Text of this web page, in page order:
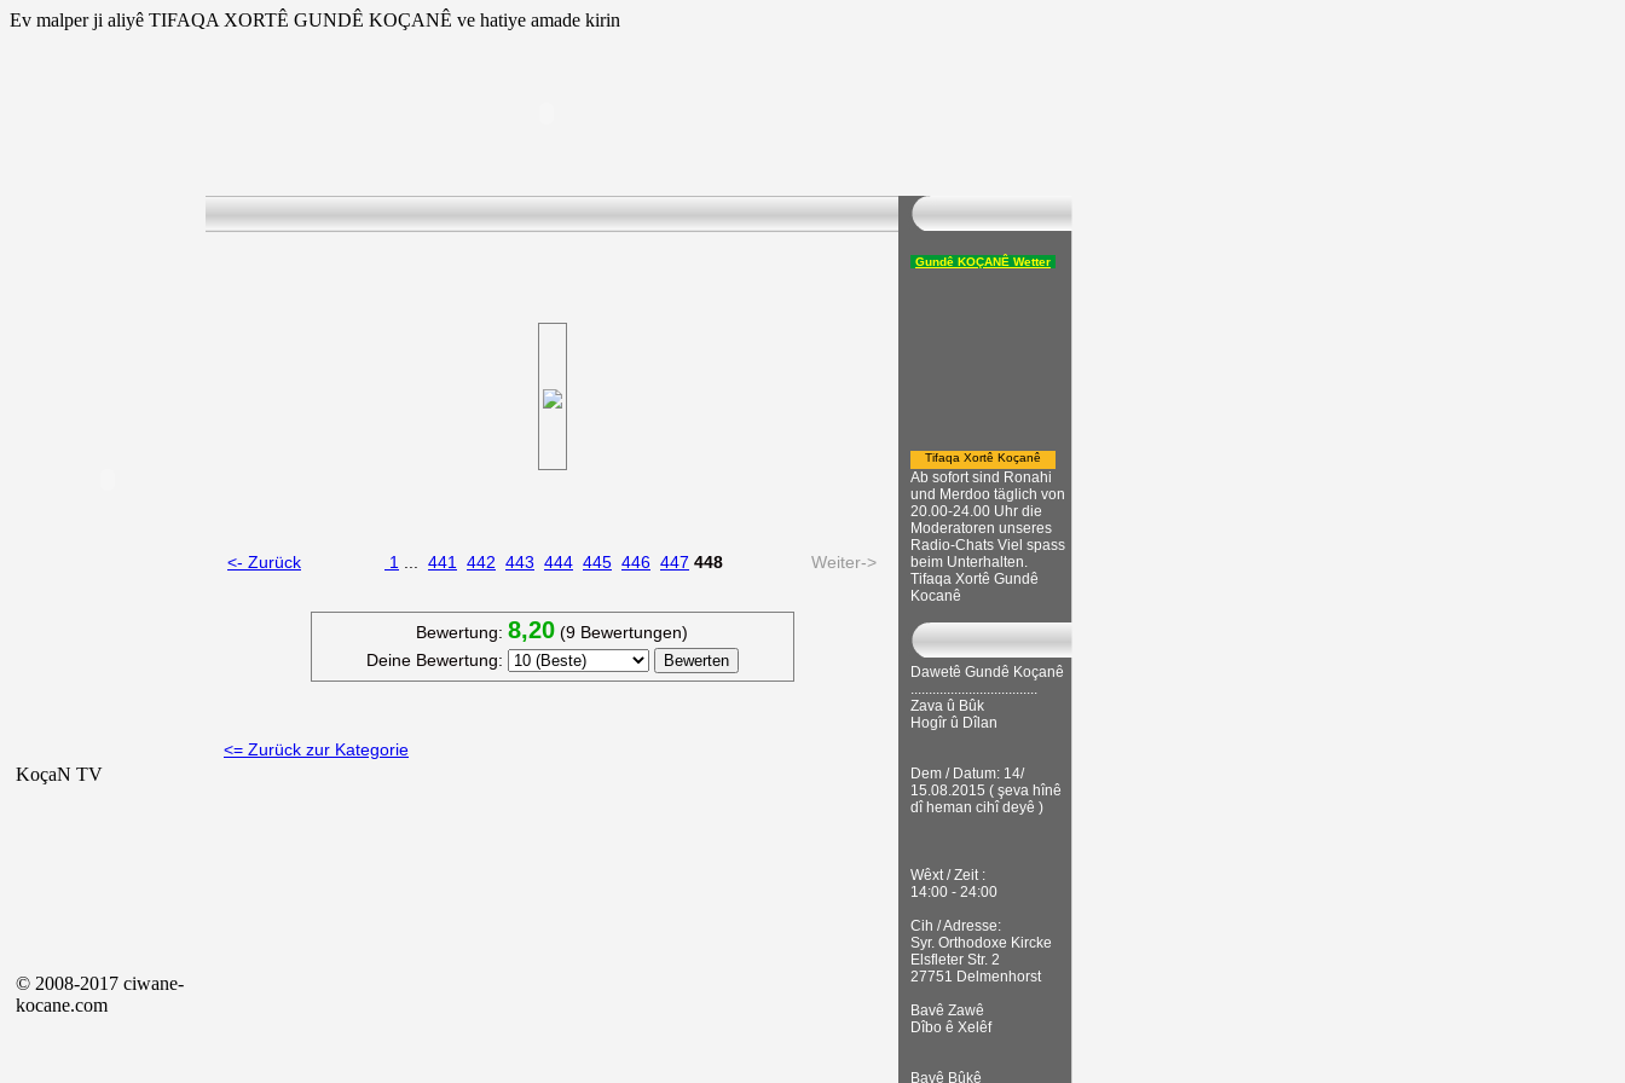
Ev malper ji aliyê TIFAQA XORTÊ GUNDÊ KOÇANÊ ve hatiye amade kirin
KoçaN TV
© 2008-2017 ciwane-
kocane.com
<- Zurück 1 441 442 443 444 445 446 447 448 Weiter->
Bewertung: 8,20 (9 Bewertungen)
Deine Bewertung:
<= Zurück zur Kategorie
Gundê KOÇANÊ Wetter
Tifaqa Xortê Koçanê
Ab sofort sind Ronahi
und Merdoo täglich von
20.00-24.00 Uhr die
Moderatoren unseres
Radio-Chats Viel spass
beim Unterhalten.
Tifaqa Xortê Gundê
Kocanê
Dawetê Gundê Koçanê
...................................
Zava û Bûk
Hogîr û Dîlan
Dem / Datum: 14/
15.08.2015 ( şeva hînê
dî heman cihî deyê )
Wêxt / Zeit :
14:00 - 24:00
Cih / Adresse:
Syr. Orthodoxe Kircke
Elsfleter Str. 2
27751 Delmenhorst
Bavê Zawê
Dîbo ê Xelêf
Bavê Bûkê